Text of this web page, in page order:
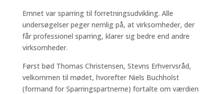
Emnet var sparring til forretningsudvikling. Alle
undersøgelser peger nemlig på, at virksomheder, der
får professionel sparring, klarer sig bedre end andre
virksomheder.
Først bød Thomas Christensen, Stevns Erhvervsråd,
velkommen til mødet, hvorefter Niels Buchholst
(formand for Sparringspartnerne) fortalte om værdien